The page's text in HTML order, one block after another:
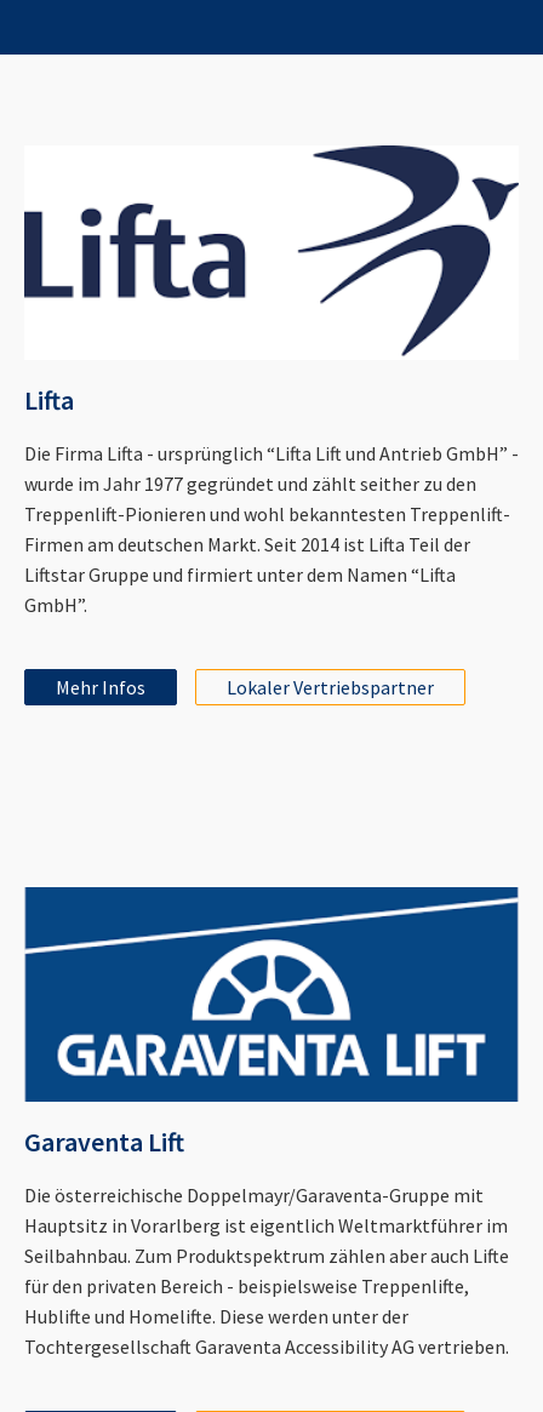
Lifta
Die Firma Lifta - ursprünglich “Lifta Lift und Antrieb GmbH” -
wurde im Jahr 1977 gegründet und zählt seither zu den
Treppenlift-Pionieren und wohl bekanntesten Treppenlift-
Firmen am deutschen Markt. Seit 2014 ist Lifta Teil der
Liftstar Gruppe und firmiert unter dem Namen “Lifta
GmbH”.
Mehr Infos Lokaler Vertriebspartner
Garaventa Lift
Die österreichische Doppelmayr/Garaventa-Gruppe mit
Hauptsitz in Vorarlberg ist eigentlich Weltmarktführer im
Seilbahnbau. Zum Produktspektrum zählen aber auch Lifte
für den privaten Bereich - beispielsweise Treppenlifte,
Hublifte und Homelifte. Diese werden unter der
Tochtergesellschaft Garaventa Accessibility AG vertrieben.